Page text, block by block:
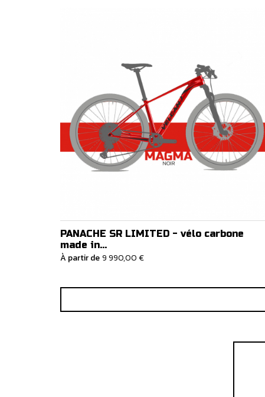
PANACHE SR LIMITED - vélo carbone
made in...
À partir de9 990,00 €